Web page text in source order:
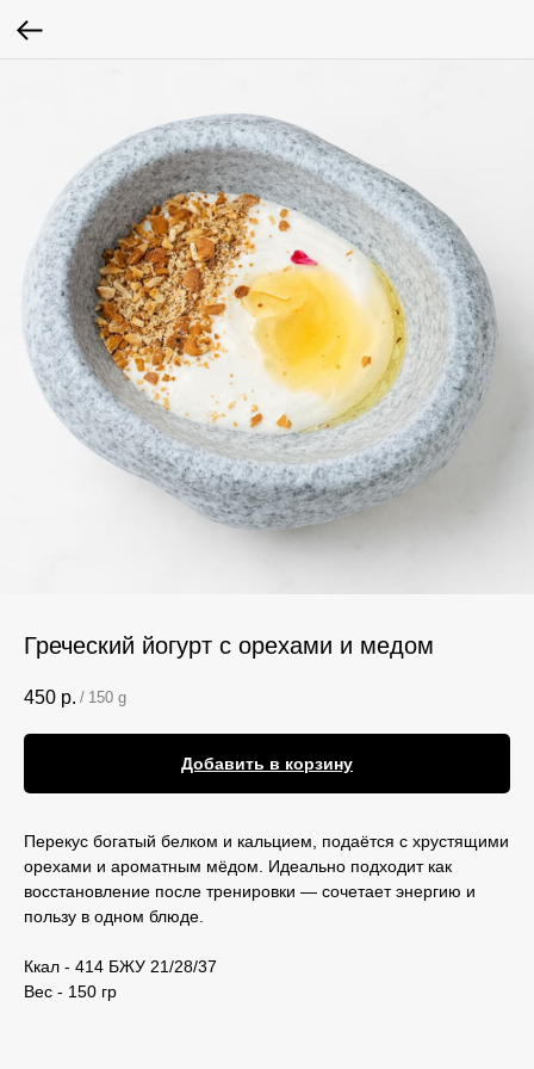
Греческий йогурт с орехами и медом
450 р. / 150 g
Добавить в корзину
Перекус богатый белком и кальцием, подаётся с хрустящими
орехами и ароматным мёдом. Идеально подходит как
восстановление после тренировки — сочетает энергию и
пользу в одном блюде.
Ккал - 414 БЖУ 21/28/37
Вес - 150 гр